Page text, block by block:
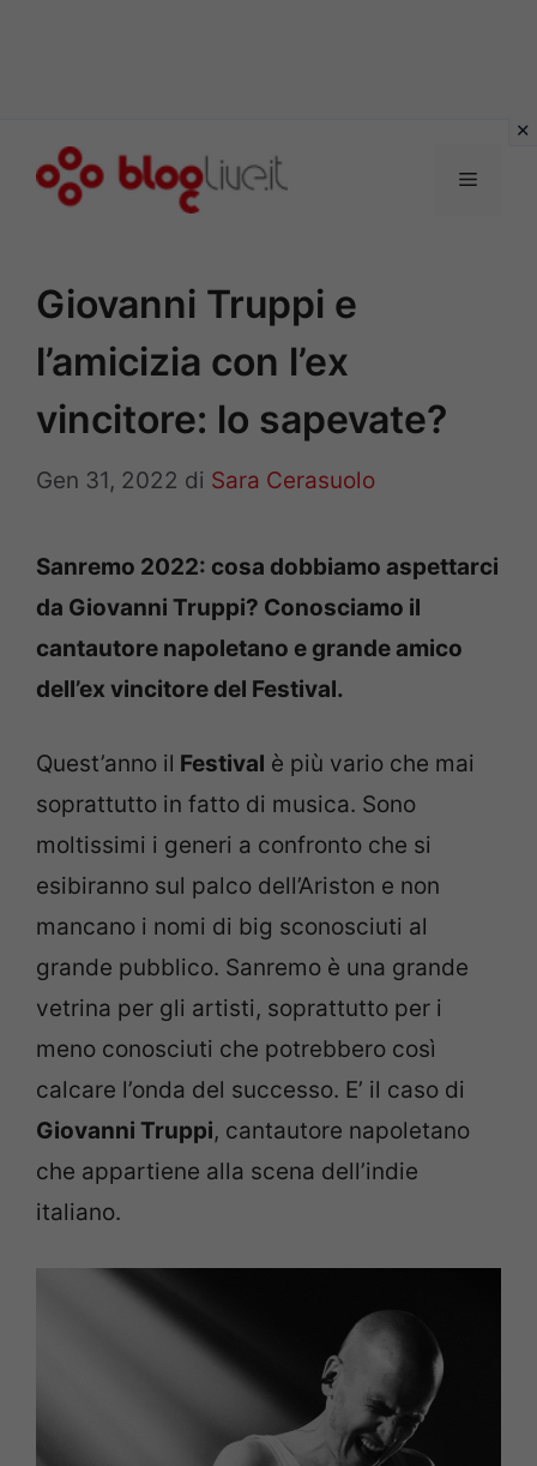
Menu
Giovanni Truppi e
l’amicizia con l’ex
vincitore: lo sapevate?
Gen 31, 2022 di Sara Cerasuolo
Sanremo 2022: cosa dobbiamo aspettarci
da Giovanni Truppi? Conosciamo il
cantautore napoletano e grande amico
dell’ex vincitore del Festival.
Quest’anno il Festival è più vario che mai
soprattutto in fatto di musica. Sono
moltissimi i generi a confronto che si
esibiranno sul palco dell’Ariston e non
mancano i nomi di big sconosciuti al
grande pubblico. Sanremo è una grande
vetrina per gli artisti, soprattutto per i
meno conosciuti che potrebbero così
calcare l’onda del successo. E’ il caso di
Giovanni Truppi, cantautore napoletano
che appartiene alla scena dell’indie
italiano.